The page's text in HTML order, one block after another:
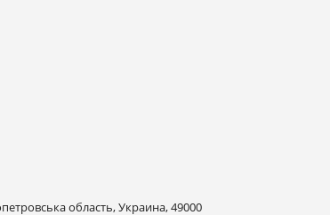
область, Украина, 49000